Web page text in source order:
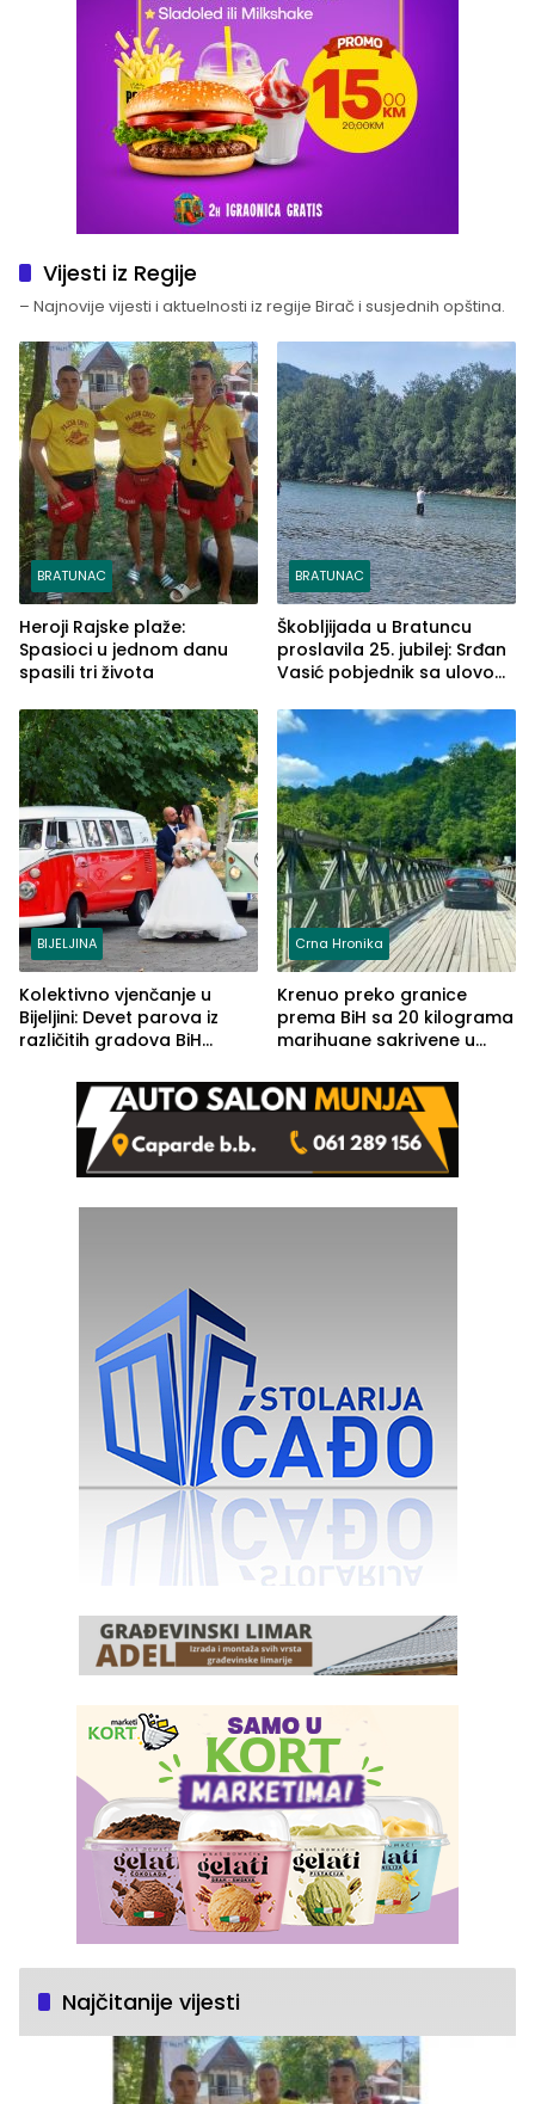
Vijesti iz Regije
– Najnovije vijesti i aktuelnosti iz regije Birač i susjednih opština.
BRATUNAC
Heroji Rajske plaže:
Spasioci u jednom danu
spasili tri života
BRATUNAC
Škobljijada u Bratuncu
proslavila 25. jubilej: Srđan
Vasić pobjednik sa ulovom
BIJELJINA
Kolektivno vjenčanje u
Bijeljini: Devet parova iz
različitih gradova BiH
Crna Hronika
Krenuo preko granice
prema BiH sa 20 kilograma
marihuane sakrivene u
Najčitanije vijesti